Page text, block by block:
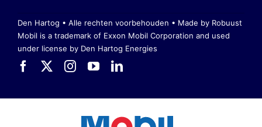
Den Hartog • Alle rechten voorbehouden • Made by Robuust
Mobil is a trademark of Exxon Mobil Corporation and used
under license by Den Hartog Energies